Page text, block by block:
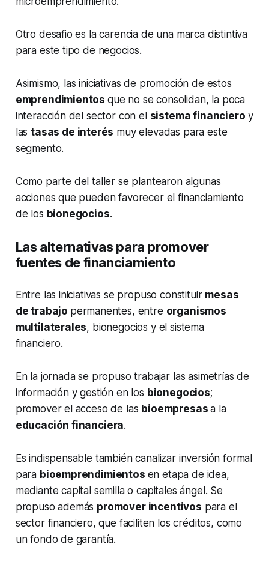
Otro desafio es la carencia de una marca distintiva
para este tipo de negocios.
Asimismo, las iniciativas de promoción de estos
emprendimientos que no se consolidan, la poca
interacción del sector con el sistema financiero y
lastasas de interés muy elevadas para este
segmento.
Como parte del taller se plantearon algunas
acciones que pueden favorecer el financiamiento
de los bionegocios.
Las alternativas para promover
fuentes de financiamiento
Entre las iniciativas se propuso constituir mesas
de trabajo permanentes, entre organismos
multilaterales, bionegocios y el sistema
financiero.
En la jornada se propuso trabajar las asimetrías de
información y gestión en los bionegocios;
promover el acceso de las bioempresasa la
educación financiera.
Es indispensable también canalizar inversión formal
para bioemprendimientos en etapa de idea,
mediante capital semilla o capitales ángel. Se
propuso además promover incentivos para el
sector financiero, que faciliten los créditos, como
un fondo de garantía.